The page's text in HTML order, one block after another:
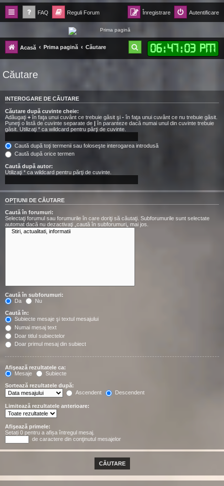
FAQ Reguli Forum Autentificare
Înregistrare
Forum Ecolomania™®
-= Idei pentru viitor =-
Acasă Prima pagină Căutare 06:47:04 PM
ă
Căutare
INTEROGARE DE CĂUTARE
Căutare după cuvinte cheie:
Adăugaţi + în faţa unui cuvânt ce trebuie găsit şi - în faţa unui cuvânt ce nu trebuie găsit.
Puneţi o listă de cuvinte separate de | în paranteze dacă numai unul din cuvinte trebuie
găsit. Utilizaţi * ca wildcard pentru părţi de cuvinte.
Caută după toţi termenii sau foloseşte interogarea introdusă
Caută după orice termen
Caută după autor:
Utilizaţi * ca wildcard pentru părţi de cuvinte.
OPŢIUNI DE CĂUTARE
Caută în forumuri:
Selectaţi forumul sau forumurile în care doriţi să căutaţi. Subforumurile sunt selectate
automat dacă nu dezactivaţi „caută în subforumuri„ mai jos.
Caută în subforumuri:
Da
Nu
Caută în:
Subiecte mesaje şi textul mesajului
Numai mesaj text
Doar titlul subiectelor
Doar primul mesaj din subiect
Afişează rezultatele ca:
Mesaje
Subiecte
Sortează rezultatele după:
Ascendent
Descendent
Limitează rezultatele anterioare:
Afişează primele:
Setați 0 pentru a afișa întregul mesaj.
de caractere din conţinutul mesajelor